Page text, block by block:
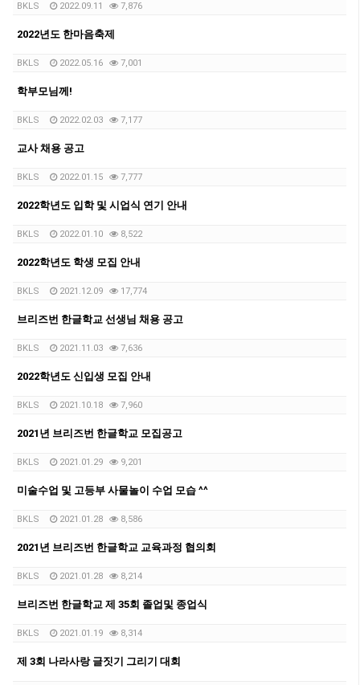
BKLS 2022.09.11 7,876
2022년도 한마음축제
BKLS 2022.05.16 7,001
학부모님께!
BKLS 2022.02.03 7,177
교사 채용 공고
BKLS 2022.01.15 7,777
2022학년도 입학 및 시업식 연기 안내
BKLS 2022.01.10 8,522
2022학년도 학생 모집 안내
BKLS 2021.12.09 17,774
브리즈번 한글학교 선생님 채용 공고
BKLS 2021.11.03 7,636
2022학년도 신입생 모집 안내
BKLS 2021.10.18 7,960
2021년 브리즈번 한글학교 모집공고
BKLS 2021.01.29 9,201
미술수업 및 고등부 사물놀이 수업 모습 ^^
BKLS 2021.01.28 8,586
2021년 브리즈번 한글학교 교육과정 협의회
BKLS 2021.01.28 8,214
브리즈번 한글학교 제 35회 졸업및 종업식
BKLS 2021.01.19 8,314
제 3회 나라사랑 글짓기 그리기 대회